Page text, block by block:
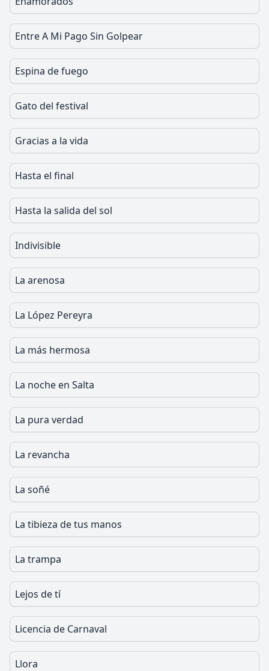
Entre A Mi Pago Sin Golpear
Espina de fuego
Gato del festival
Gracias a la vida
Hasta el final
Hasta la salida del sol
Indivisible
La arenosa
La López Pereyra
La más hermosa
La noche en Salta
La pura verdad
La revancha
La soñé
La tibieza de tus manos
La trampa
Lejos de tí
Licencia de Carnaval
Llora